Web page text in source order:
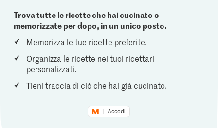
Trova tutte le ricette che hai cucinato o
memorizzate per dopo, in un unico posto.
Memorizza le tue ricette preferite.
Organizza le ricette nei tuoi ricettari
personalizzati.
Tieni traccia di ciò che hai già cucinato.
Accedi